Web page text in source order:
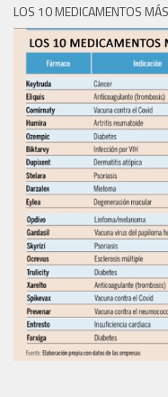
LOS 10 MEDICAMENTOS